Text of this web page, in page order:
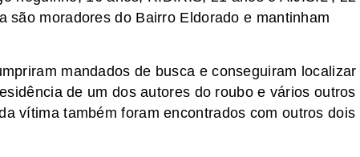
são moradores do Bairro Eldorado e mantinham
mandados de busca e conseguiram localizar
de um dos autores do roubo e vários outros
vítima também foram encontrados com outros dois